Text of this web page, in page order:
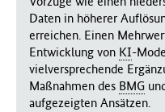
Daten in höherer
erreichen. Einen
Entwicklung von KI-
vielversprechende
Maßnahmen des BMG
aufgezeigten Ansätzen.